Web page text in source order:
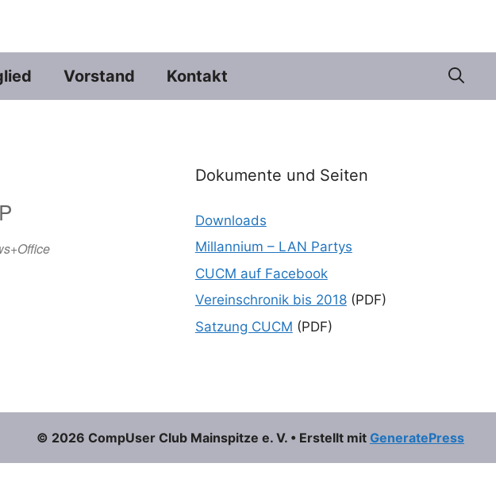
Vorstand Kontakt
Dokumente und Seiten
Downloads
Millannium – LAN Partys
CUCM auf Facebook
Vereinschronik bis 2018(PDF)
Satzung CUCM (PDF)
© 2026 CompUser Club Mainspitze e. V. • Erstellt mit GeneratePress